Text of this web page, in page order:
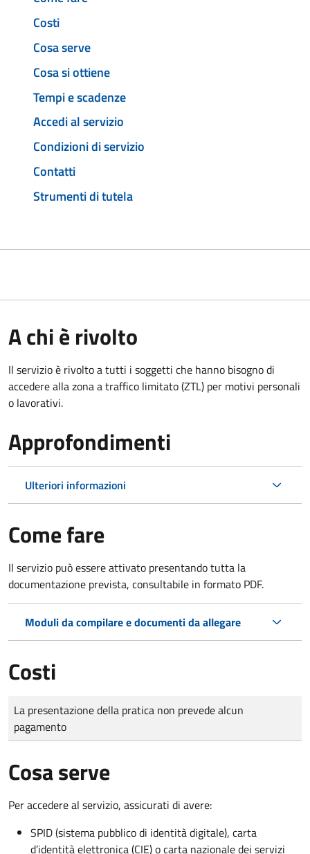
Costi
Cosa serve
Cosa si ottiene
Tempi e scadenze
Accedi al servizio
Condizioni di servizio
Contatti
Strumenti di tutela
A chi è rivolto
Il servizio è rivolto a tutti i soggetti che hanno bisogno di
accedere alla zona a traffico limitato (ZTL) per motivi personali
o lavorativi.
Approfondimenti
Ulteriori informazioni
Come fare
Il servizio può essere attivato presentando tutta la
documentazione prevista, consultabile in formato PDF.
Moduli da compilare e documenti da allegare
Costi
Tipo di pagamento
Importo
La presentazione della pratica non prevede alcun
pagamento
Cosa serve
Per accedere al servizio, assicurati di avere:
SPID (sistema pubblico di identità digitale), carta
d’identità elettronica (CIE) o carta nazionale dei servizi